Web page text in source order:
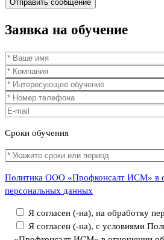
Заявка на обучение
Сроки обучения
Политика ООО «Профконсалт ИСМ» в
персональных данных
Я согласен (-на), на обработку
Я согласен (-на), с условиями